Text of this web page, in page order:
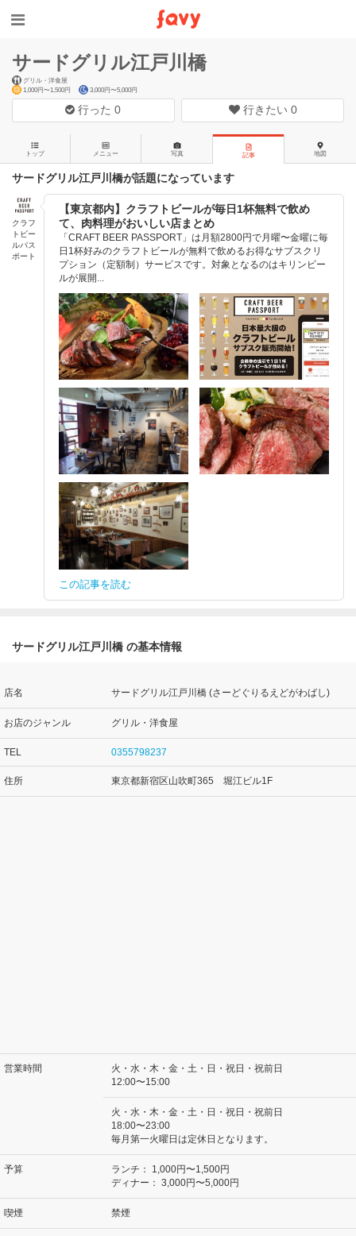
サードグリル江戸川橋
グリル・洋食屋
1,000円〜1,500円
3,000円〜5,000円
行った0 行きたい 0
トップ メニュー 写真 記事 地図
サードグリル江戸川橋が話題になっています
クラフ
トビー
ルパス
ポート
【東京都内】クラフトビールが毎日1杯無料で飲め
て、肉料理がおいしい店まとめ
「CRAFT BEER PASSPORT」は月額2800円で月曜〜金曜に毎
日1杯好みのクラフトビールが無料で飲めるお得なサブスクリ
プション（定額制）サービスです。対象となるのはキリンビー
ルが展開...
この記事を読む
サードグリル江戸川橋 の基本情報
店名 サードグリル江戸川橋 (さーどぐりるえどがわばし)
お店のジャンル グリル・洋食屋
TEL 0355798237
住所 東京都新宿区山吹町365 堀江ビル1F
営業時間
火・水・木・金・土・日・祝日・祝前日
12:00〜15:00
火・水・木・金・土・日・祝日・祝前日
18:00〜23:00
毎月第一火曜日は定休日となります。
予算 ランチ：
1,000円〜1,500円
ディナー： 3,000円〜5,000円
喫煙 禁煙